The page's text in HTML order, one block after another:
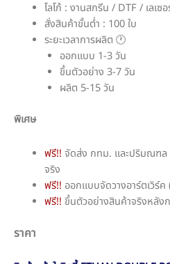
โลโก้ : งานสกรีน / DTF / เลเซอ
สั่งสินค้าขั้นต่ำ : 100 ใบ
ระยะเวลาการผลิต 🕐
ออกแบบ 1-3 วัน
ขึ้นตัวอย่าง 3-7 วัน
ผลิต 5-15 วัน
พิเศษ
ฟรี!! จัดส่ง กทม. และปริมณฑล
จริง
ฟรี!! ออกแบบจัดวางอาร์ตเวิร์
ฟรี!! ขึ้นตัวอย่างสินค้าจริงหลัง
ราคา